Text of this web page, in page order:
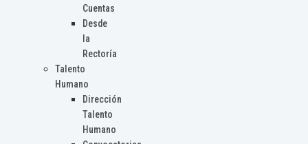
Cuentas
Desde
la
Rectoría
Talento
Humano
Dirección
Talento
Humano